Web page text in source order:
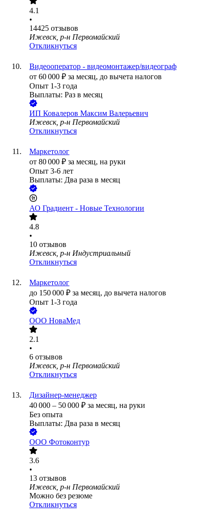
4.1
•
14425 отзывов
Ижевск, р-н Первомайский
Откликнуться
Видеооператор - видеомонтажер/видеограф
от 60 000 ₽ за месяц, до вычета налогов
Опыт 1-3 года
Выплаты: Раз в месяц
ИП Ковалеров Максим Валерьевич
Ижевск, р-н Первомайский
Откликнуться
Маркетолог
от 80 000 ₽ за месяц, на руки
Опыт 3-6 лет
Выплаты: Два раза в месяц
АО Градиент - Новые Технологии
4.8
•
10 отзывов
Ижевск, р-н Индустриальный
Откликнуться
Маркетолог
до 150 000 ₽ за месяц, до вычета налогов
Опыт 1-3 года
ООО НоваМед
2.1
•
6 отзывов
Ижевск, р-н Первомайский
Откликнуться
Дизайнер-менеджер
40 000 – 50 000 ₽ за месяц, на руки
Без опыта
Выплаты: Два раза в месяц
ООО Фотоконтур
3.6
•
13 отзывов
Ижевск, р-н Первомайский
Можно без резюме
Откликнуться